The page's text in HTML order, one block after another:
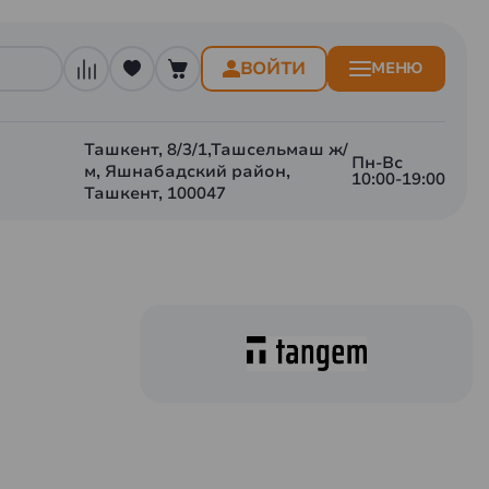
ВОЙТИ МЕНЮ
Ташкент, 8/3/1,Ташсельмаш ж/
м, Яшнабадский район,
Ташкент, 100047
Пн-Вс
10:00-19:00